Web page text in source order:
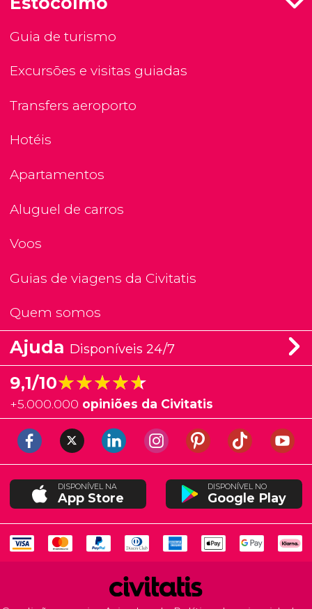
Guia de turismo
Excursões e visitas guiadas
Transfers aeroporto
Hotéis
Apartamentos
Aluguel de carros
Voos
Guias de viagens da Civitatis
Quem somos
Ajuda Disponíveis 24/7
9,1/10★★★★★
★★★★★
+5.000.000 opiniões da Civitatis
DISPONÍVEL NA
App Store
DISPONÍVEL NO
Google Play